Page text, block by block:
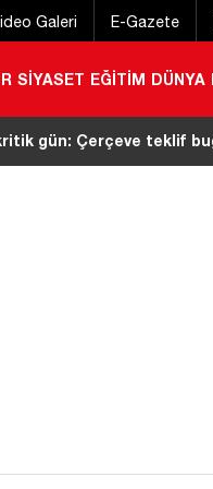
Galeri E-Gazete
SİYASET EĞİTİM DÜNYA
gün: Çerçeve teklif